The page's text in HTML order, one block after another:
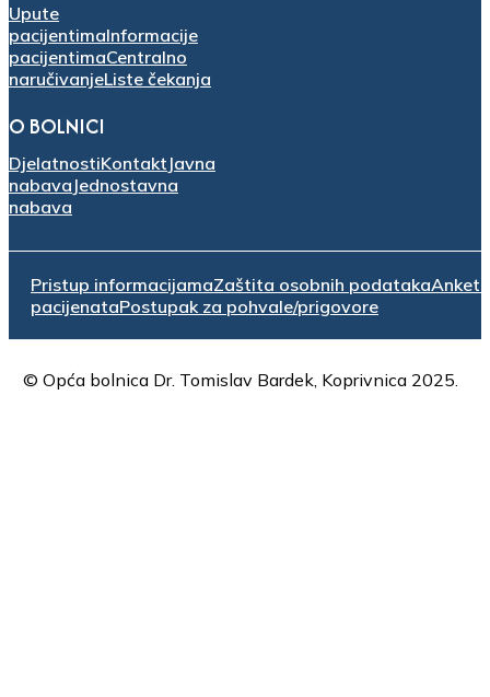
Upute
pacijentimaInformacije
pacijentimaCentralno
naručivanjeListe čekanja
O BOLNICI
DjelatnostiKontakt Javna
nabava Jednostavna
nabava
Pristup informacijamaZaštita osobnih podatakaAnketa
pacijenataPostupak za pohvale/prigovore
© Opća bolnica Dr. Tomislav Bardek, Koprivnica 2025.